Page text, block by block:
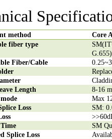
method
Core
fiber type
G.655)
Fiber/Cable
Length
8-16
Max
Loss
SM:
SM
Splice Loss